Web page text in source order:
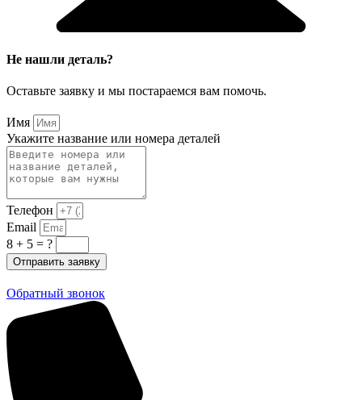
Не нашли деталь?
Оставьте заявку и мы постараемся вам помочь.
Имя
Укажите название или номера деталей
Телефон
Email
8 + 5 = ?
Отправить заявку
Обратный звонок